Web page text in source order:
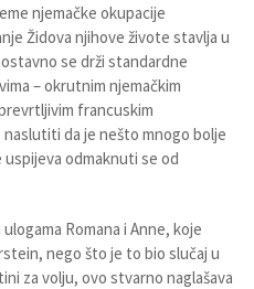
njemačke okupacije
Židova njihove živote stavlja u
se drži standardne
– okrutnim njemačkim
francuskim
da je nešto mnogo bolje
odmaknuti se od
Romana i Anne, koje
nego što je to bio slučaj u
za volju, ovo stvarno naglašava